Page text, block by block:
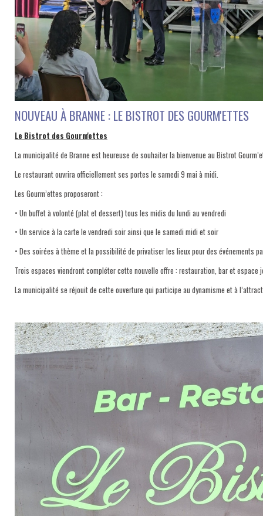
NOUVEAU À BRANNE : LE BISTROT DES GOURM'ETTES
Le Bistrot des Gourm'ettes
La municipalité de Branne est heureuse de souhaiter la bienvenue au Bistrot
Le restaurant ouvrira officiellement ses portes le samedi 9 mai à midi.
Les Gourm’ettes proposeront :
• Un buffet à volonté (plat et dessert) tous les midis du lundi au vendredi
• Un service à la carte le vendredi soir ainsi que le samedi midi et soir
• Des soirées à thème et la possibilité de privatiser les lieux pour des événements
Trois espaces viendront compléter cette nouvelle offre : restauration, bar et
La municipalité se réjouit de cette ouverture qui participe au dynamisme et à